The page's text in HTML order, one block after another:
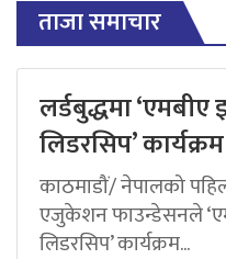
ताजा समाचार
लर्डबुद्धमा
लिडरसिप’
काठमाडौं/ नेपालको
एजुकेशन फाउन्डेसनले
लिडरसिप’ कार्यक्रम...